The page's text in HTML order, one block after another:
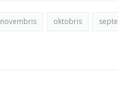
novembris oktobris